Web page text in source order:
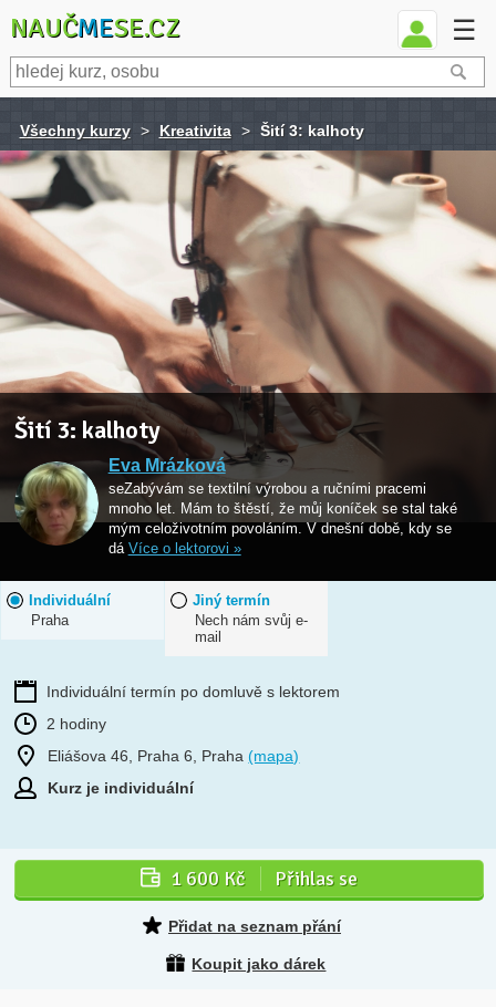
NAUČMESE.CZ ☰
Všechny kurzy > Kreativita > Šití 3: kalhoty
Šití 3: kalhoty
Eva Mrázková
seZabývám se textilní výrobou a ručními pracemi
mnoho let. Mám to štěstí, že můj koníček se stal také
mým celoživotním povoláním. V dnešní době, kdy se
dá Více o lektorovi »
Individuální
Praha
Jiný termín
Nech nám svůj e-
mail
Individuální termín po domluvě s lektorem
2 hodiny
Eliášova 46, Praha 6, Praha(mapa)
Kurz je individuální
1 600 Kč Přihlas se
Přidat na seznam přání
Koupit jako dárek